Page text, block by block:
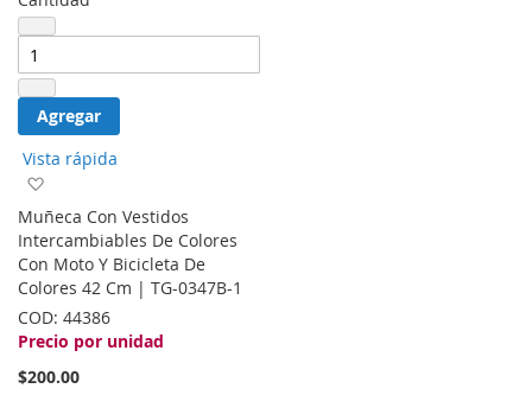
Agregar
Vista rápida
la
lista
de
deseos
Muñeca Con Vestidos
Intercambiables De Colores
Con Moto Y Bicicleta De
Colores 42 Cm | TG-0347B-1
COD: 44386
Precio por unidad
$200.00